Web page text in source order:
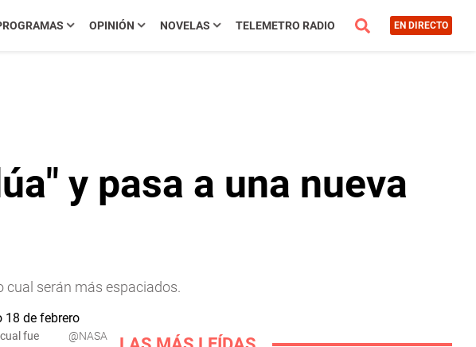
OPINIÓN NOVELAS TELEMETRO RADIO EN DIRECTO
y pasa a una nueva
cual serán más espaciados.
fue
@NASA